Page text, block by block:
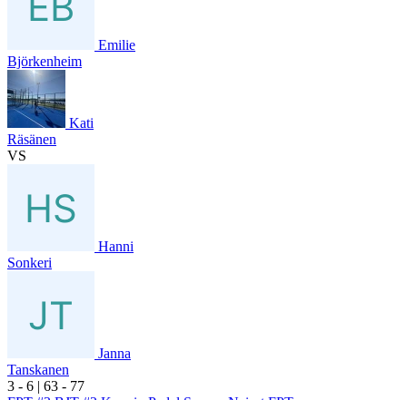
Emilie
Björkenheim
Kati
Räsänen
VS
Hanni
Sonkeri
Janna
Tanskanen
3 - 6 | 63 - 77